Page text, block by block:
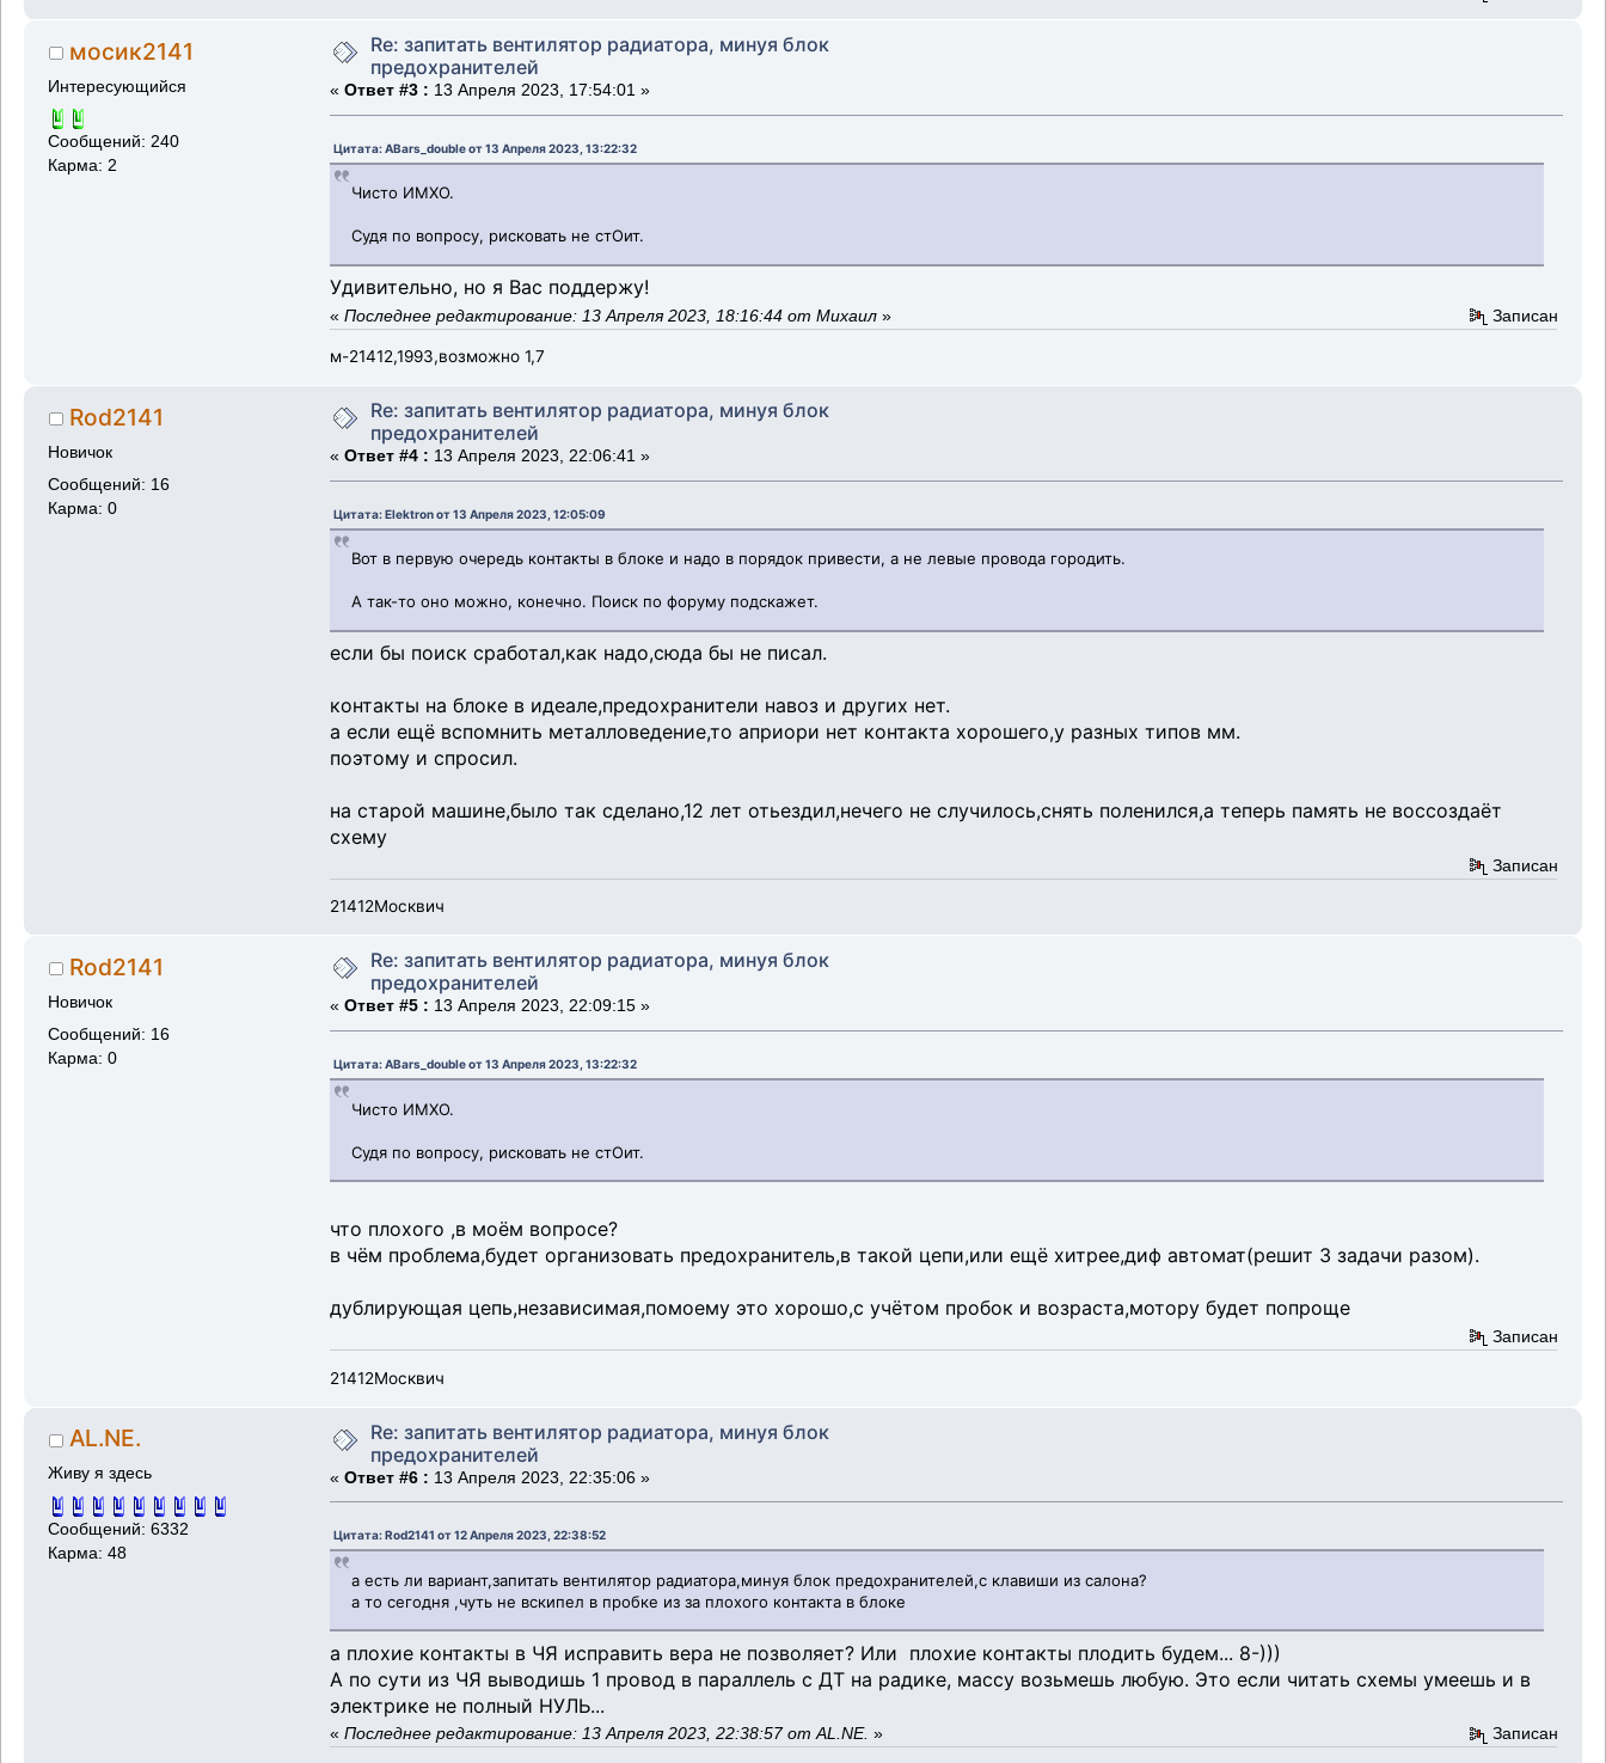
мосик2141
Интересующийся
Сообщений: 240
Карма: 2
Re: запитать вентилятор радиатора, минуя блок
предохранителей
« Ответ #3 : 13 Апреля 2023, 17:54:01 »
Цитата: ABars_double от 13 Апреля 2023, 13:22:32
Чисто ИМХО.
Судя по вопросу, рисковать не стОит.
Удивительно, но я Вас поддержу!
« Последнее редактирование: 13 Апреля 2023, 18:16:44 от Михаил » Записан
м-21412,1993,возможно 1,7
Rod2141
Новичок
Сообщений: 16
Карма: 0
Re: запитать вентилятор радиатора, минуя блок
предохранителей
« Ответ #4 : 13 Апреля 2023, 22:06:41 »
Цитата: Elektron от 13 Апреля 2023, 12:05:09
Вот в первую очередь контакты в блоке и надо в порядок привести, а не левые провода городить.
А так-то оно можно, конечно. Поиск по форуму подскажет.
если бы поиск сработал,как надо,сюда бы не писал.
контакты на блоке в идеале,предохранители навоз и других нет.
а если ещё вспомнить металловедение,то априори нет контакта хорошего,у разных типов мм.
поэтому и спросил.
на старой машине,было так сделано,12 лет отьездил,нечего не случилось,снять поленился,а теперь память не воссоздаёт
схему
Записан
21412Москвич
Rod2141
Новичок
Сообщений: 16
Карма: 0
Re: запитать вентилятор радиатора, минуя блок
предохранителей
« Ответ #5 : 13 Апреля 2023, 22:09:15 »
Цитата: ABars_double от 13 Апреля 2023, 13:22:32
Чисто ИМХО.
Судя по вопросу, рисковать не стОит.
что плохого ,в моём вопросе?
в чём проблема,будет организовать предохранитель,в такой цепи,или ещё хитрее,диф автомат(решит 3 задачи разом).
дублирующая цепь,независимая,помоему это хорошо,с учётом пробок и возраста,мотору будет попроще
Записан
21412Москвич
AL.NE.
Живу я здесь
Сообщений: 6332
Карма: 48
Re: запитать вентилятор радиатора, минуя блок
предохранителей
« Ответ #6 : 13 Апреля 2023, 22:35:06 »
Цитата: Rod2141 от 12 Апреля 2023, 22:38:52
а есть ли вариант,запитать вентилятор радиатора,минуя блок предохранителей,с клавиши из салона?
а то сегодня ,чуть не вскипел в пробке из за плохого контакта в блоке
а плохие контакты в ЧЯ исправить вера не позволяет? Или плохие контакты плодить будем... 8-)))
А по сути из ЧЯ выводишь 1 провод в параллель с ДТ на радике, массу возьмешь любую. Это если читать схемы умеешь и в
электрике не полный НУЛЬ...
« Последнее редактирование: 13 Апреля 2023, 22:38:57 от AL.NE. » Записан